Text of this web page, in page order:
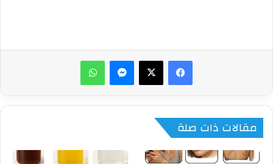
ماسنجر واتساب
مقالات ذات صلة